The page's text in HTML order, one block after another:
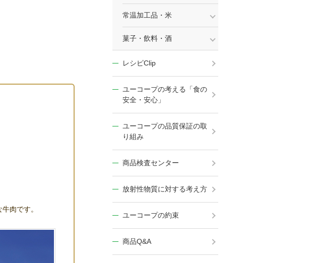
肉です。
常温加工品・米
菓子・飲料・酒
レシピClip
ユーコープの考える「食の
安全・安心」
ユーコープの品質保証の取
り組み
商品検査センター
放射性物質に対する考え方
ユーコープの約束
商品Q&A